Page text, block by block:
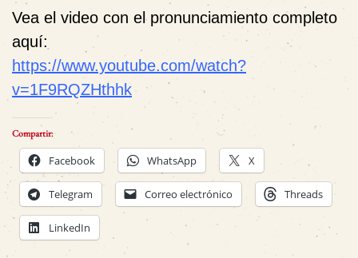
Vea el video con el pronunciamiento completo
aquí:
https://www.youtube.com/watch?
v=1F9RQZHthhk
Compartir:
Facebook WhatsApp X
Telegram Correo electrónico Threads
LinkedIn